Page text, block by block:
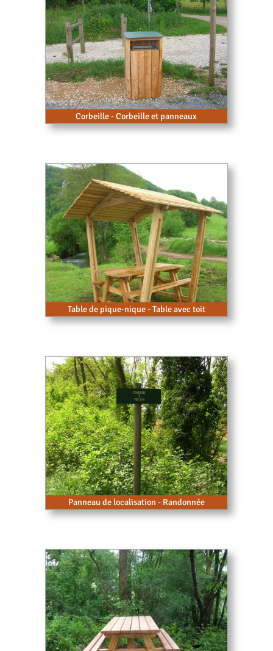
Corbeille - Corbeille et panneaux
Table de pique-nique - Table avec toit
Panneau de localisation - Randonnée